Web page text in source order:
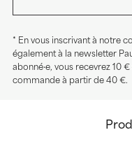
* En vous inscrivant à notre
également à la newsletter
abonné·e, vous recevrez 10
commande à partir de 40 €.